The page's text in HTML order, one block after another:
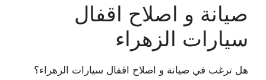
صيانة و اصلاح اقفال
سيارات الزهراء
هل ترغب في صيانة و اصلاح اقفال سيارات الزهراء؟